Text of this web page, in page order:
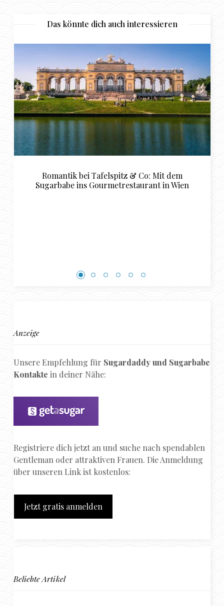
Das könnte dich auch interessieren
& Co: Mit dem
in Wien
Luxuriöse Restaurant
perfekte
Anzeige
Unsere Empfehlung für Sugardaddy und Sugarbabe
Kontakte in deiner Nähe:
Registriere dich jetzt an und suche nach spendablen
Gentleman oder attraktiven Frauen. Die Anmeldung
über unseren Link ist kostenlos:
Jetzt gratis anmelden
Beliebte Artikel